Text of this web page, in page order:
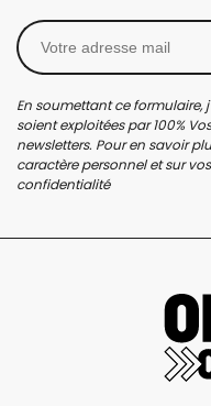
En soumettant ce formulaire,
soient exploitées par 100%
newsletters. Pour en savoir
caractère personnel et sur
confidentialité